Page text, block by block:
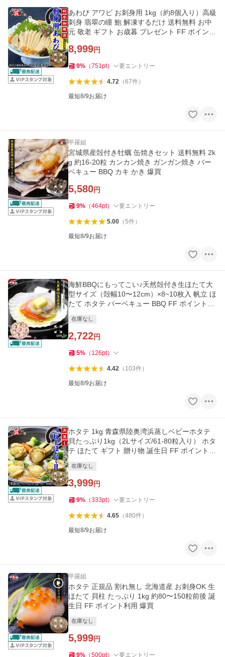
あわび アワビ お刺身用 1kg（約8個入り）高級
刺身 翡翠の瞳 鮑 解凍するだけ 送料無料 お中
元 敬老 ギフト お歳暮 プレゼント FF ポイント
8,999円
9% （751pt） 要エントリー
4.72（67件）
最短8/9お届け
甲羅組
宮城県産殻付き牡蠣 缶焼きセット 送料無料 2k
g 約16-20粒 カンカン焼き ガンガン焼き バー
ベキュー BBQ カキ かき 爆買
5,580円
9% （464pt） 要エントリー
5.00（5件）
最短8/9お届け
海鮮BBQにもってこい♪天然殻付き生ほたて大
型サイズ（殻幅10〜12cm）×8~10枚入 帆立 ほ
たて ホタテ バーベキュー BBQ FF ポイント利
在庫なし
2,722円
5% （ 126pt）
4.42（ 103件）
最短8/9お届け
ホタテ 1kg 青森県陸奥湾浜蒸しベビーホタテ
貝たっぷり1kg（2Lサイズ/61-80粒入り） ホタ
テ ほたて ギフト 贈り物 誕生日 FF ポイント利
在庫なし
3,999円
9% （333pt） 要エントリー
4.65（480件）
最短8/9お届け
甲羅組
ホタテ 正規品 割れ無し 北海道産 お刺身OK 生
ほたて 貝柱 たっぷり 1kg 約80〜150粒前後 誕
生日 FF ポイント利用 爆買
在庫なし
5,999円
9% （500pt） 要エントリー